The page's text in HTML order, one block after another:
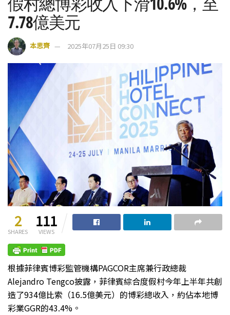
7.78億美元
本思齊 2025年07月25日 09:30
2
SHARES
111
VIEWS
根據菲律賓博彩監管機構PAGCOR主席兼行政總裁
Alejandro Tengco披露，菲律賓綜合度假村今年上半年共創
造了934億比索（16.5億美元）的博彩總收入，約佔本地博
彩業GGR的43.4%。